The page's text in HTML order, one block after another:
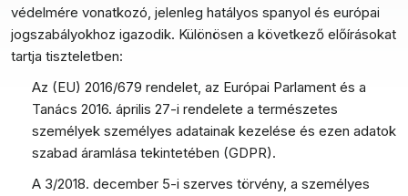
védelmére vonatkozó, jelenleg hatályos spanyol és európai
jogszabályokhoz igazodik. Különösen a következő előírásokat
tartja tiszteletben:
Az (EU) 2016/679 rendelet, az Európai Parlament és a
Tanács 2016. április 27-i rendelete a természetes
személyek személyes adatainak kezelése és ezen adatok
szabad áramlása tekintetében (GDPR).
A 3/2018. december 5-i szerves törvény, a személyes